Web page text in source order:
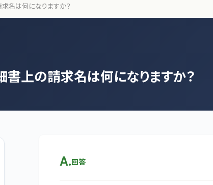
名は何になりますか？
書上の請求名は何になりますか？
A.回答